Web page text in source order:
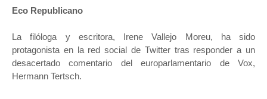
Eco Republicano
La filóloga y escritora, Irene Vallejo Moreu, ha sido
protagonista en la red social de Twitter tras responder a un
desacertado comentario del europarlamentario de Vox,
Hermann Tertsch.